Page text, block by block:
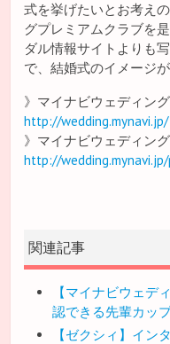
式を挙げたいとお考え
グプレミアムクラブを
ダル情報サイトよりも
で、結婚式のイメージ
》マイナビウェディン
http://wedding.mynavi.jp/
》マイナビウェディン
http://
関連記事
【マイナビウェデ
認できる先輩カッ
【ゼクシィ】イン